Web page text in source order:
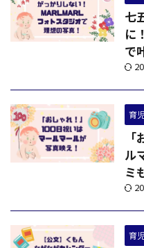
七
に
で
育
ル
ミ
育